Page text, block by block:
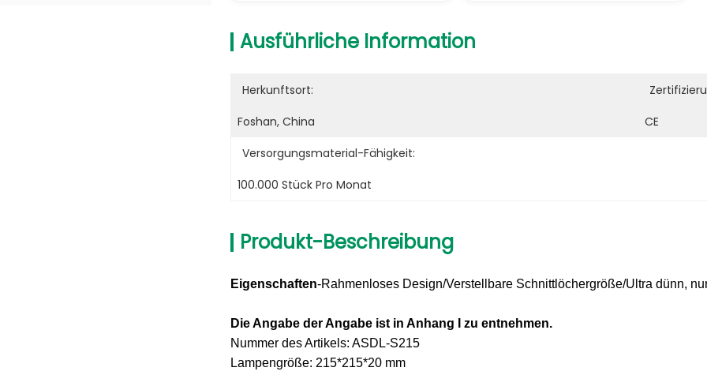
Ausführliche Information
Herkunftsort:
Foshan, China
CE
Versorgungsmaterial-Fähigkeit:
100.000 Stück Pro Monat
Produkt-Beschreibung
Eigenschaften-Rahmenloses Design/Verstellbare Schnittlöchergröße/Ultra dünn,
Die Angabe der Angabe ist in Anhang I zu entnehmen.
Nummer des Artikels: ASDL-S215
Lampengröße: 215*215*20 mm